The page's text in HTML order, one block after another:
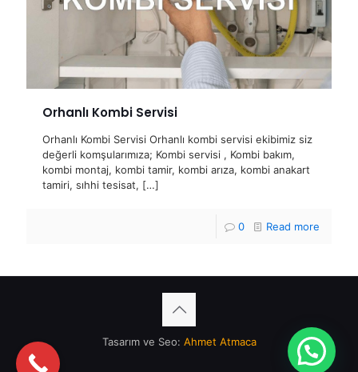
Orhanlı Kombi Servisi
Orhanlı Kombi Servisi Orhanlı kombi servisi ekibimiz siz
değerli komşularımıza; Kombi servisi , Kombi bakım,
kombi montaj, kombi tamir, kombi arıza, kombi anakart
tamiri, sıhhi tesisat, […]
0 Read more
Tasarım ve Seo: Ahmet Atmaca